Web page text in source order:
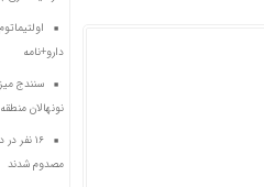
دارو+نامه
سنندج
نونهالان
۱۶ نفر
مصدوم شدند